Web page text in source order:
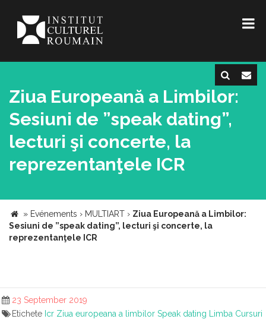
Ziua Europeană a Limbilor:
Sesiuni de ”speak dating”,
lecturi şi concerte, la
reprezentanţele ICR
» Evénements › MULTIART › Ziua Europeană a Limbilor:
Sesiuni de ”speak dating”, lecturi şi concerte, la
reprezentanţele ICR
23 September 2019
Etichete Icr Ziua europeana a limbilor Speak dating Limba Cursuri